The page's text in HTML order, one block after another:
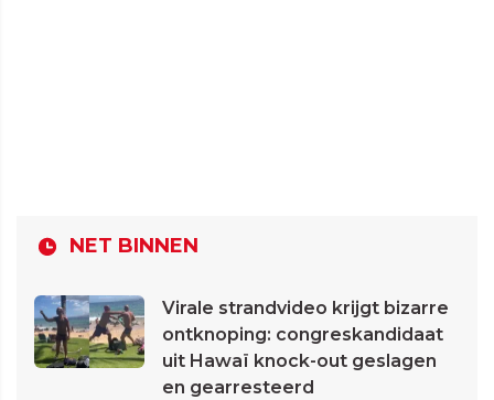
NET BINNEN
Virale strandvideo krijgt bizarre
ontknoping: congreskandidaat
uit Hawaï knock-out geslagen
en gearresteerd